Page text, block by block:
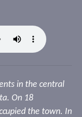
in the central
On 18
the town. In